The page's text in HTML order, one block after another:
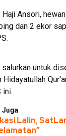
Haji Ansori,
dan 2 ekor
salurkan untuk
ini.
Juga
Lalin,